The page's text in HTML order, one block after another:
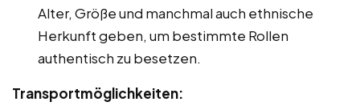
Alter, Größe und manchmal auch ethnische
Herkunft geben, um bestimmte Rollen
authentisch zu besetzen.
Transportmöglichkeiten: